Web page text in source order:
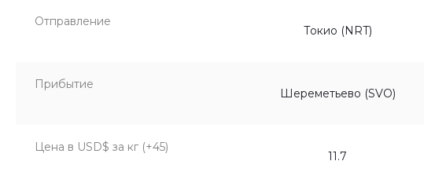
Отправление
Прибытие
Цена в USD$ за кг (+45)
Токио (NRT)
Домодедово (DME)
Токио (NRT)
Шереметьево (SVO)
11.7